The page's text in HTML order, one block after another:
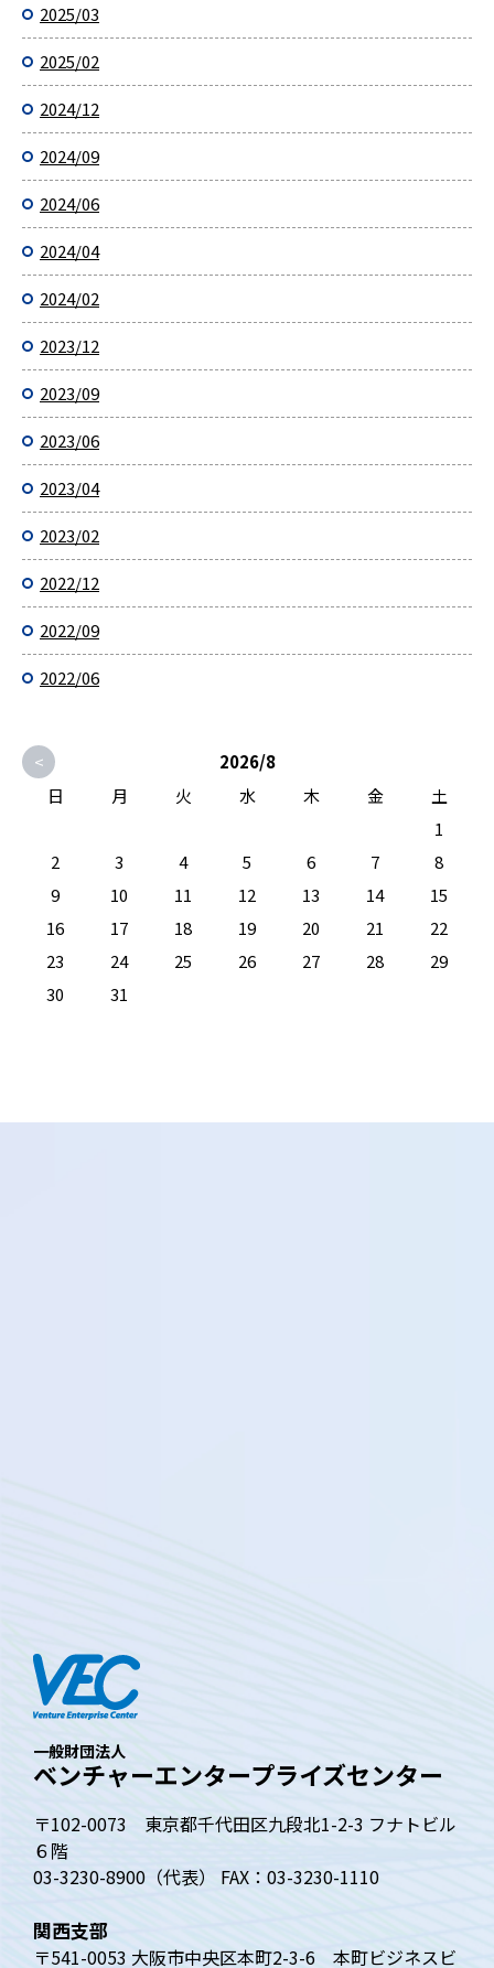
2025/03
2025/02
2024/12
2024/09
2024/06
2024/04
2024/02
2023/12
2023/09
2023/06
2023/04
2023/02
2022/12
2022/09
2022/06
<
2026/8
日
月 火 水 木 金
土
1
2
3 4 5 6 7
8
9
10 11 12 13 14
15
16
17 18 19 20 21
22
23
24 25 26 27 28
29
30
31
一般財団法人
ベンチャーエンタープライズセンター
〒102-0073 東京都千代田区九段北1-2-3 フナトビル
６階
03-3230-8900（代表） FAX：03-3230-1110
関西支部
〒541-0053 大阪市中央区本町2-3-6 本町ビジネスビ